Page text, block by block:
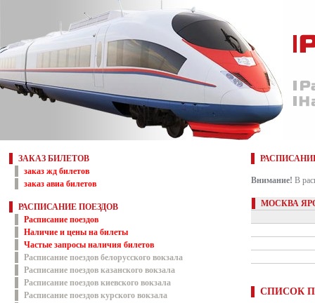
ЗАКАЗ БИЛЕТОВ
заказ жд билетов
заказ авиа билетов
РАСПИСАНИЕ ПОЕЗДОВ
Расписание поездов
Наличие и цены на билеты
Частые запросы наличия билетов
Расписание поездов белорусского вокзала
Расписание поездов казанского вокзала
Расписание поездов киевского вокзала
Расписание поездов курского вокзала
Внимание! В
МОСКВА
СПИСОК